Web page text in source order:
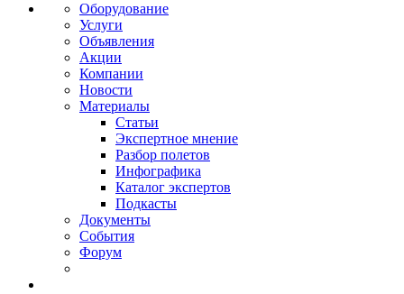
Оборудование
Услуги
Объявления
Акции
Компании
Новости
Материалы
Статьи
Экспертное мнение
Разбор полетов
Инфографика
Каталог экспертов
Подкасты
Документы
События
Форум